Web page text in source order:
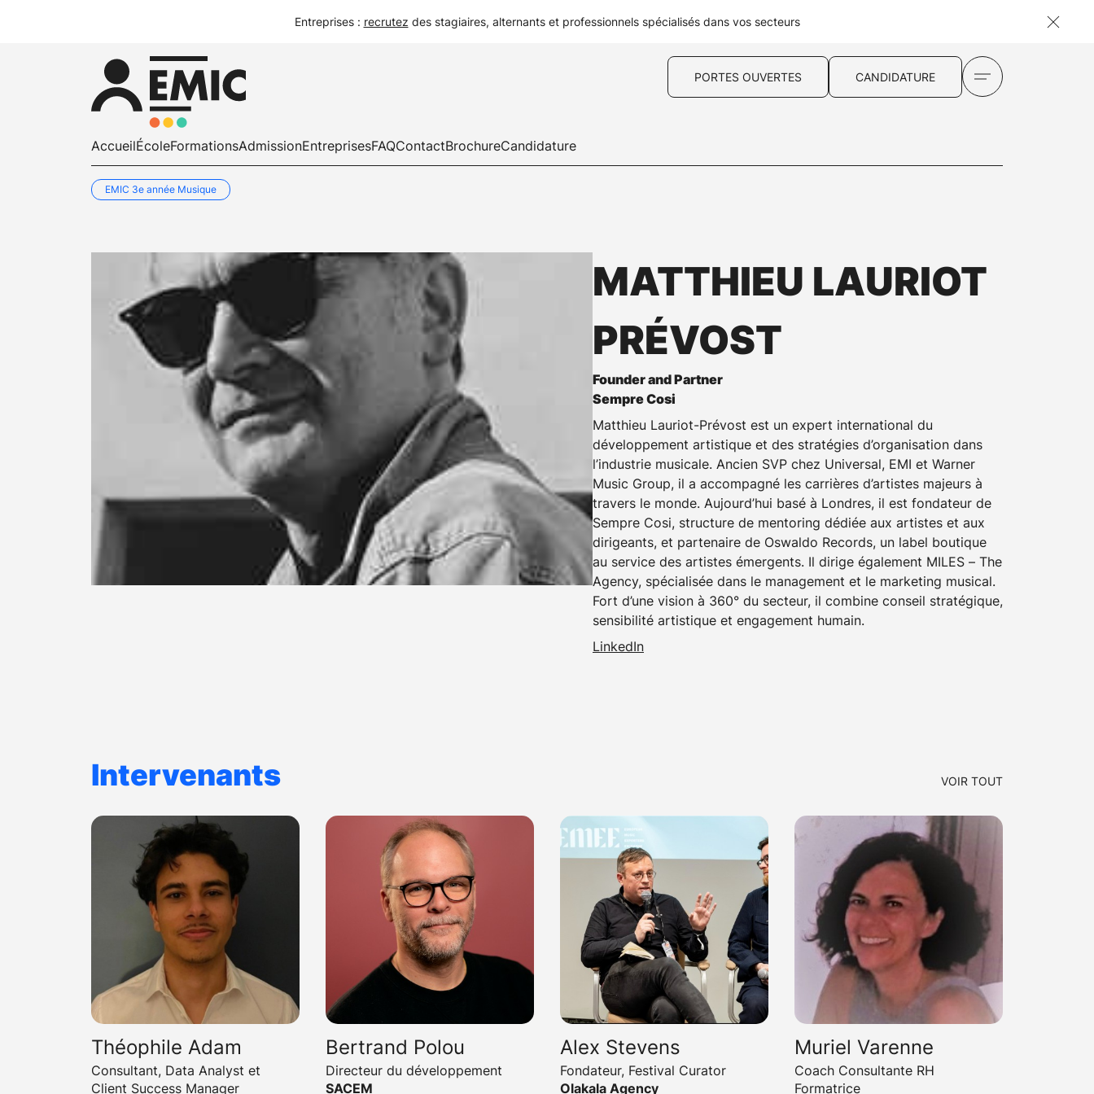
Entreprises : recrutez des stagiaires, alternants et professionnels spécialisés dans vos secteurs
PORTES OUVERTES CANDIDATURE
AccueilÉcoleFormationsAdmissionEntreprisesFAQContactBrochureCandidature
EMIC 3e année Musique
MATTHIEU LAURIOT
PRÉVOST
Founder and Partner
Sempre Cosi
Matthieu Lauriot-Prévost est un expert international du
développement artistique et des stratégies d’organisation dans
l’industrie musicale. Ancien SVP chez Universal, EMI et Warner
Music Group, il a accompagné les carrières d’artistes majeurs à
travers le monde. Aujourd’hui basé à Londres, il est fondateur de
Sempre Cosi, structure de mentoring dédiée aux artistes et aux
dirigeants, et partenaire de Oswaldo Records, un label boutique
au service des artistes émergents. Il dirige également MILES – The
Agency, spécialisée dans le management et le marketing musical.
Fort d’une vision à 360° du secteur, il combine conseil stratégique,
sensibilité artistique et engagement humain.
LinkedIn
Intervenants VOIR TOUT
Théophile Adam
Consultant, Data Analyst et
Client Success Manager
Bertrand Polou
Directeur du développement
SACEM
Alex Stevens
Fondateur, Festival Curator
Olakala Agency
Muriel Varenne
Coach Consultante RH
Formatrice